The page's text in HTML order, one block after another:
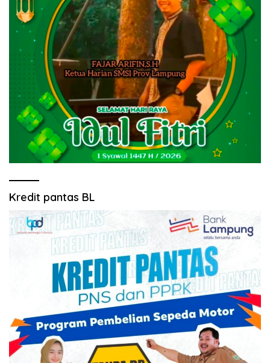
Kredit pantas BL